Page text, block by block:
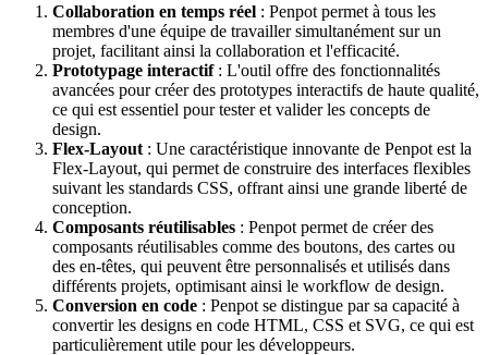
Collaboration en temps réel : Penpot permet à tous les
membres d'une équipe de travailler simultanément sur un
projet, facilitant ainsi la collaboration et l'efficacité.
Prototypage interactif: L'outil offre des fonctionnalités
avancées pour créer des prototypes interactifs de haute qualité,
ce qui est essentiel pour tester et valider les concepts de
design.
Flex-Layout : Une caractéristique innovante de Penpot est la
Flex-Layout, qui permet de construire des interfaces flexibles
suivant les standards CSS, offrant ainsi une grande liberté de
conception.
Composants réutilisables : Penpot permet de créer des
composants réutilisables comme des boutons, des cartes ou
des en-têtes, qui peuvent être personnalisés et utilisés dans
différents projets, optimisant ainsi le workflow de design.
Conversion en code : Penpot se distingue par sa capacité à
convertir les designs en code HTML, CSS et SVG, ce qui est
particulièrement utile pour les développeurs.